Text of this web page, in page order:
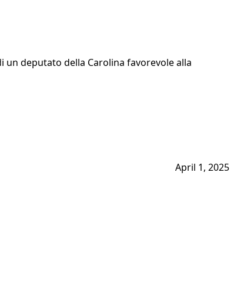
deputato della Carolina favorevole alla
April 1, 2025